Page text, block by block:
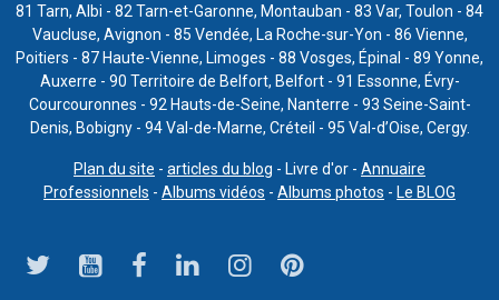
81 Tarn, Albi - 82 Tarn-et-Garonne, Montauban - 83 Var, Toulon - 84
Vaucluse, Avignon - 85 Vendée, La Roche-sur-Yon - 86 Vienne,
Poitiers - 87 Haute-Vienne, Limoges - 88 Vosges, Épinal - 89 Yonne,
Auxerre - 90 Territoire de Belfort, Belfort - 91 Essonne, Évry-
Courcouronnes - 92 Hauts-de-Seine, Nanterre - 93 Seine-Saint-
Denis, Bobigny - 94 Val-de-Marne, Créteil - 95 Val-d’Oise, Cergy.
Plan du site - articles du blog - Livre d'or - Annuaire
Professionnels - Albums vidéos - Albums photos - Le BLOG